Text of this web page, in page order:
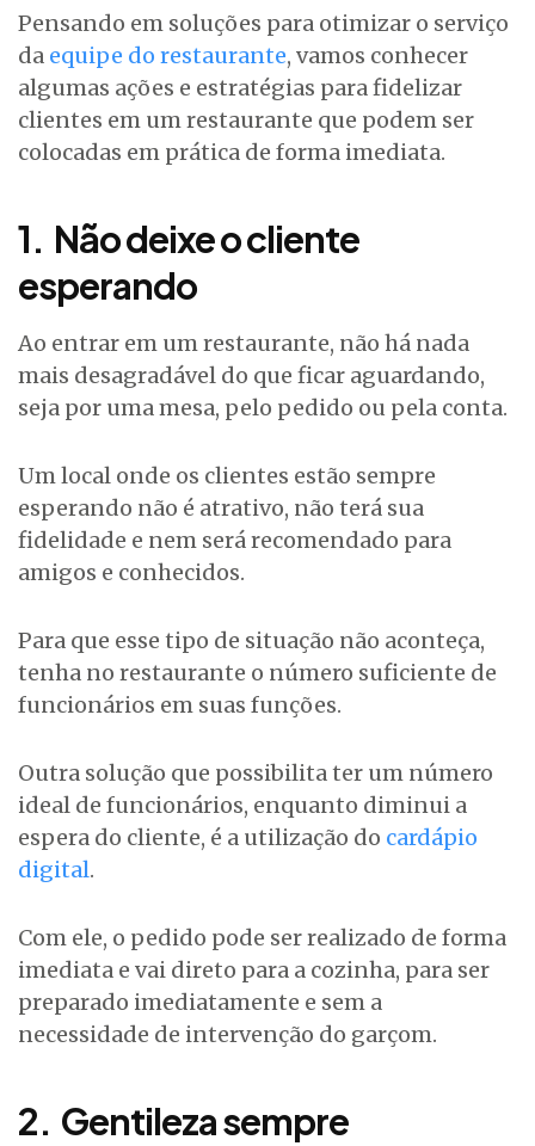
Pensando em soluções para otimizar o serviço
da equipe do restaurante, vamos conhecer
algumas ações e estratégias para fidelizar
clientes em um restaurante que podem ser
colocadas em prática de forma imediata.
1. Não deixe o cliente
esperando
Ao entrar em um restaurante, não há nada
mais desagradável do que ficar aguardando,
seja por uma mesa, pelo pedido ou pela conta.
Um local onde os clientes estão sempre
esperando não é atrativo, não terá sua
fidelidade e nem será recomendado para
amigos e conhecidos.
Para que esse tipo de situação não aconteça,
tenha no restaurante o número suficiente de
funcionários em suas funções.
Outra solução que possibilita ter um número
ideal de funcionários, enquanto diminui a
espera do cliente, é a utilização do cardápio
digital.
Com ele, o pedido pode ser realizado de forma
imediata e vai direto para a cozinha, para ser
preparado imediatamente e sem a
necessidade de intervenção do garçom.
2. Gentileza sempre